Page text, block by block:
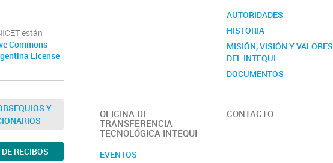
están
Commons
License
Y
RECIBOS
AUTORIDADES
HISTORIA
MISIÓN, VISIÓN Y VALORES
DEL INTEQUI
DOCUMENTOS
OBJETIVOS
OFICINA DE
TRANSFERENCIA
TECNOLÓGICA INTEQUI
EVENTOS
CONTACTO